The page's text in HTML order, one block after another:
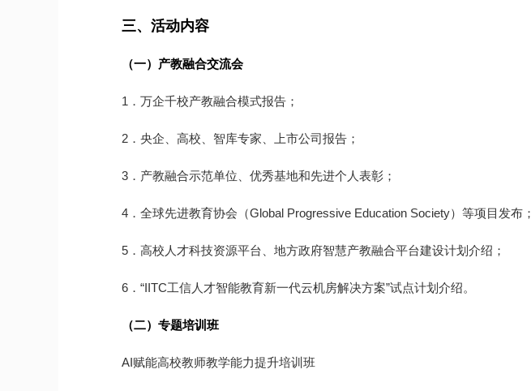
三、活动内容
（一）产教融合交流会
1．万企千校产教融合模式报告；
2．央企、高校、智库专家、上市公司报告；
3．产教融合示范单位、优秀基地和先进个人表彰；
4．全球先进教育协会（Global Progressive Education Society）等项目发布；
5．高校人才科技资源平台、地方政府智慧产教融合平台建设计划介绍；
6．“IITC工信人才智能教育新一代云机房解决方案”试点计划介绍。
（二）专题培训班
AI赋能高校教师教学能力提升培训班